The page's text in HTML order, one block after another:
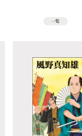
一覧